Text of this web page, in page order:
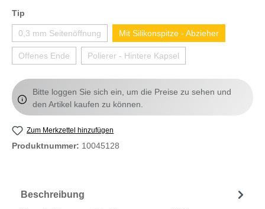
Tip
0,3 mm Seitenöffnung Mit Silikonspitze - Abzieher
Offenes Ende Polierer - Hintere Kapsel
Bitte loggen Sie sich ein, um die Preise zu sehen und
den Artikel kaufen zu können.
Zum Merkzettel hinzufügen
Produktnummer: 10045128
Beschreibung